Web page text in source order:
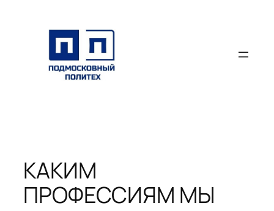
содержимому
КАКИМ
ПРОФЕССИЯМ МЫ